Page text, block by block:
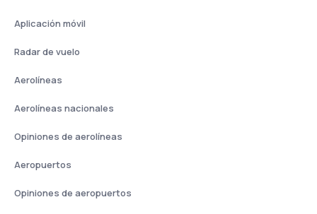
Aplicación móvil
Radar de vuelo
Aerolíneas
Aerolíneas nacionales
Opiniones de aerolíneas
Aeropuertos
Opiniones de aeropuertos